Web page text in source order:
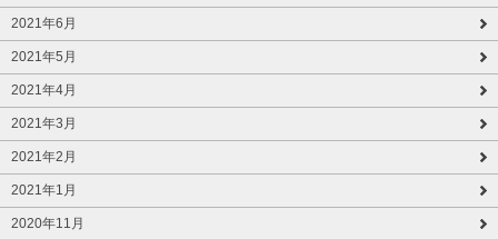
2021年6月
2021年5月
2021年4月
2021年3月
2021年2月
2021年1月
2020年11月